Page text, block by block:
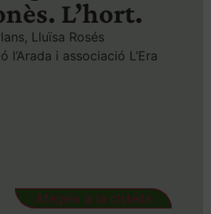
L’hort.
Lluïsa Rosés
l’Arada i associació L’Era
Afegeix a la cistella